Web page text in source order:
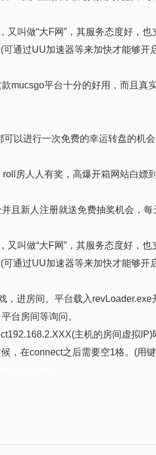
又叫做“大F网”，其服务态度好，
通过UU加速器等来加快才能够开
mucsgo平台十分的好用，而且真
以进行一次免费的幸运转盘的机
房人人有奖，高爆开箱网站白嫖
且新人注册就送免费抽奖机会，
又叫做“大F网”，其服务态度好，
通过UU加速器等来加快才能够开
进房间。平台载入revLoader.exe
台房间等询问。
主机的房间虚拟IP)
，在connect之后需要空1格。(用